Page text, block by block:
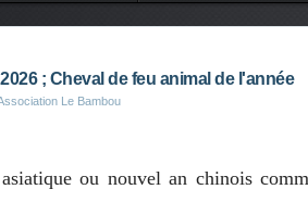
; Cheval de feu animal de l'année
Le Bambou
ou nouvel an chinois